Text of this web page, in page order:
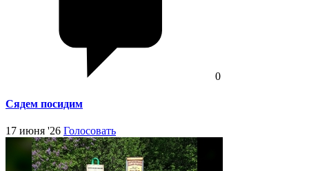
0
Сядем посидим
17 июня '26 Голосовать